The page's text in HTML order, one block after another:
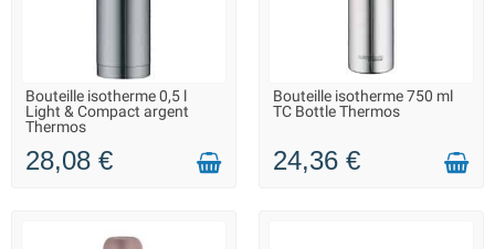
LIVRAISON 2 À 3 JOURS
Bouteille isotherme 0,5 l
Light & Compact argent
Thermos
28,08 €
LIVRAISON 2 À 3 JOURS
Bouteille isotherme 750 ml
TC Bottle Thermos
24,36 €